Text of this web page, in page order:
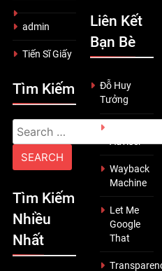
admin
Tiến Sĩ Giấy
Tìm Kiếm
Search
for:
Tìm Kiếm
Nhiều
Nhất
Liên Kết
Bạn Bè
Đỗ Huy
Tưởng
Adviser
Wayback
Machine
Let Me
Google
That